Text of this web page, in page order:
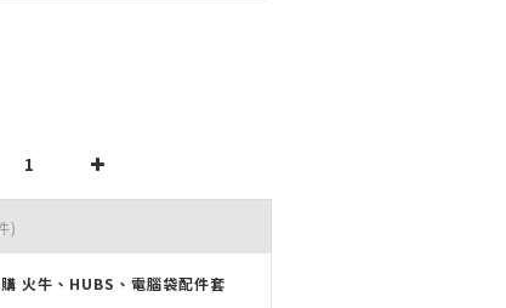
)
火牛、HUBS、電腦袋配件套